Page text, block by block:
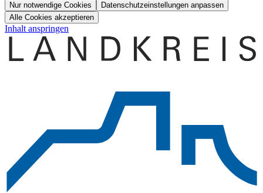
Nur notwendige Cookies
Datenschutzeinstellungen anpassen
Alle Cookies akzeptieren
Inhalt anspringen